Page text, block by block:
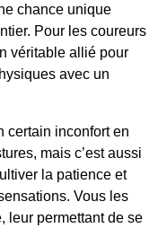
chance unique
Pour les coureurs
véritable allié pour
avec un
certain inconfort en
mais c’est aussi
la patience et
Vous les
leur permettant de se